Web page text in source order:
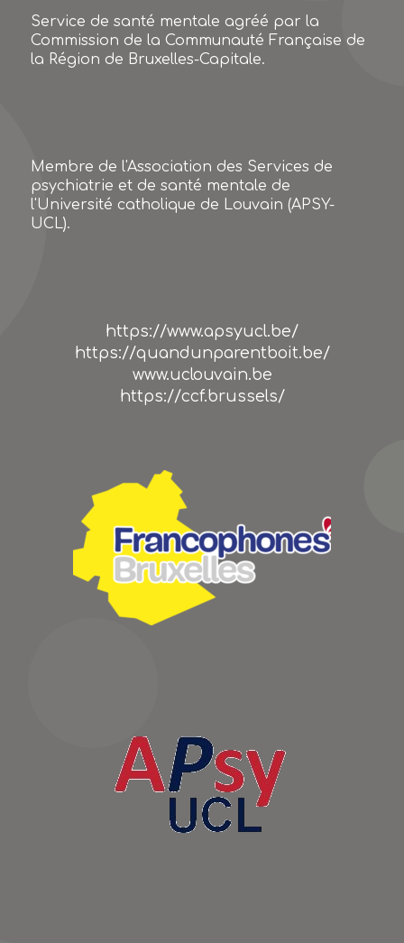
Service de santé mentale agréé par la
Commission de la Communauté Française de
la Région de Bruxelles-Capitale.
Membre de l'Association des Services de
psychiatrie et de santé mentale de
l'Université catholique de Louvain (APSY-
UCL).
https://www.apsyucl.be/
https://quandunparentboit.be/
www.uclouvain.be
https://ccf.brussels/